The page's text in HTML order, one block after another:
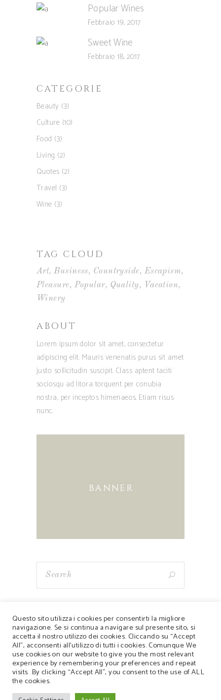
Popular Wines
Febbraio 19, 2017
Sweet Wine
Febbraio 18, 2017
CATEGORIE
Beauty (3)
Culture (10)
Food (3)
Living (2)
Quotes (2)
Travel (3)
Wine (3)
TAG CLOUD
Art Business Countryside
Escapism
Pleasure
Popular Quality
Vacation
Winery
ABOUT
Lorem ipsum dolor sit amet, consectetur
adipiscing elit. Mauris venenatis purus sit amet
justo sollicitudin suscipit. Class aptent taciti
sociosqu ad litora torquent per conubia
nostra, per inceptos himenaeos. Etiam risus
nunc.
Copyrights 2019 © Ca' dei Giari - Azienda Agricola
Simonetto Massimo - Via Val n°9 - 31049
Valdobbiadene (TV) - Italy - 340 2913209 -
Questo sito utilizza i cookies per consentirti la migliore
navigazione. Se si continua a navigare sul presente sito, si
accetta il nostro utilizzo dei cookies. Cliccando su “Accept
All”, acconsenti all'utilizzo di tutti i cookies. Comunque We
use cookies on our website to give you the most relevant
experience by remembering your preferences and repeat
visits. By clicking “Accept All”, you consent to the use of ALL
the cookies.